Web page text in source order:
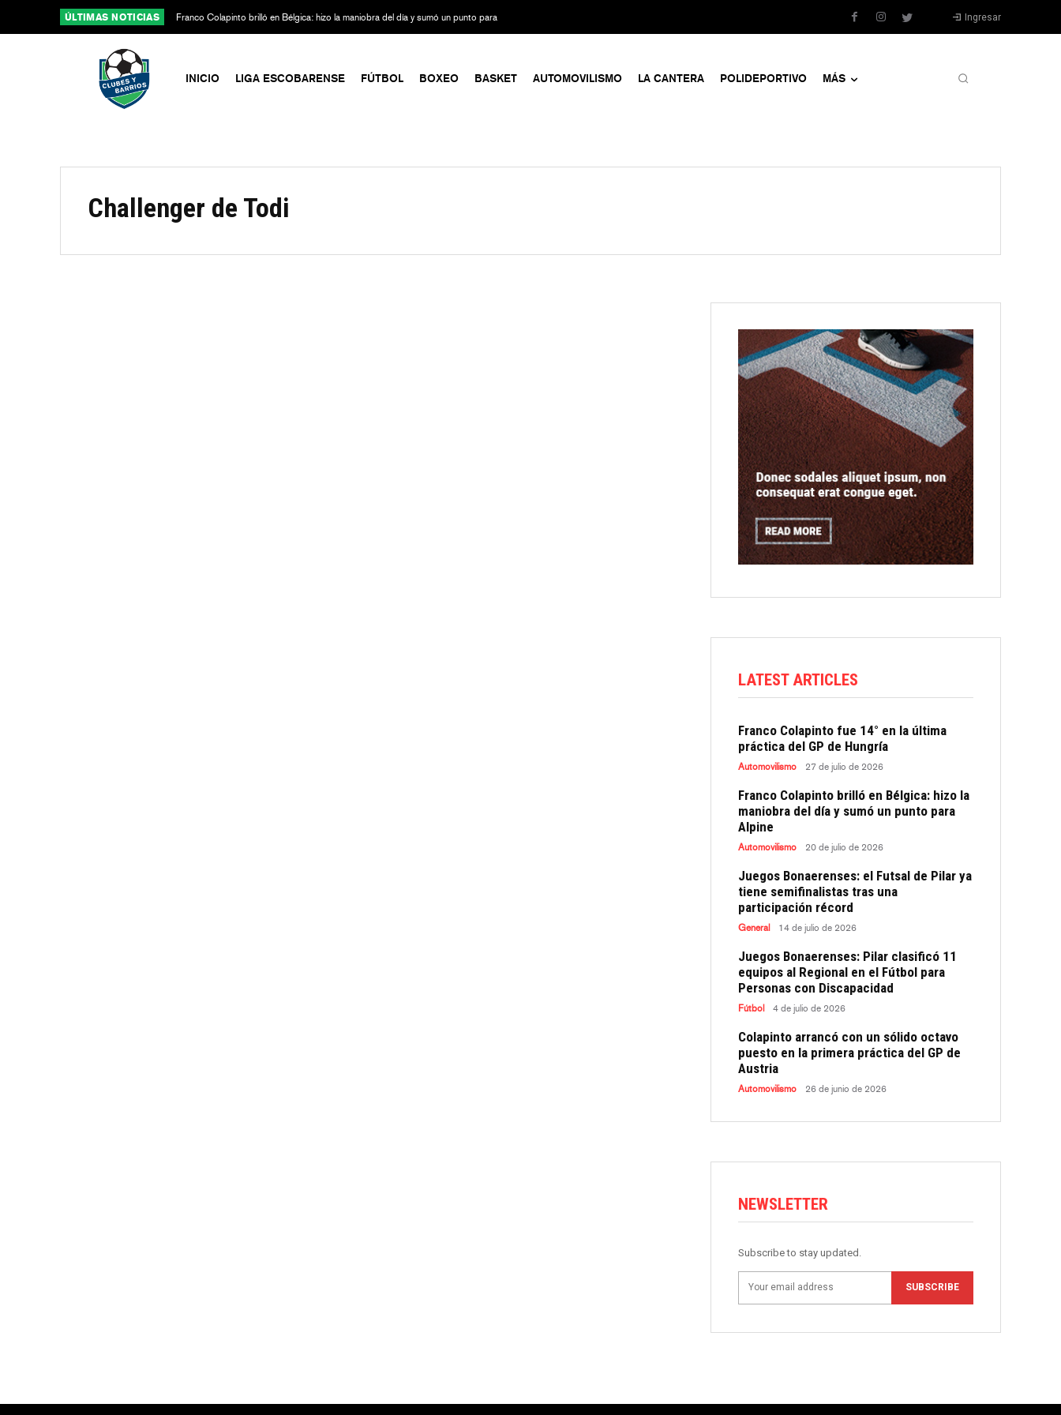
ÚLTIMAS NOTICIAS
Franco Colapinto brilló en Bélgica: hizo la maniobra del día y sumó un punto para
Alpine
Ingresar
INICIO LIGA ESCOBARENSE FÚTBOL BOXEO BASKET AUTOMOVILISMO LA CANTERA POLIDEPORTIVO MÁS
Challenger de Todi
LATEST ARTICLES
Franco Colapinto fue 14° en la última
práctica del GP de Hungría
Automovilismo 27 de julio de 2026
Franco Colapinto brilló en Bélgica: hizo la
maniobra del día y sumó un punto para
Alpine
Automovilismo 20 de julio de 2026
Juegos Bonaerenses: el Futsal de Pilar ya
tiene semifinalistas tras una
participación récord
General 14 de julio de 2026
Juegos Bonaerenses: Pilar clasificó 11
equipos al Regional en el Fútbol para
Personas con Discapacidad
Fútbol 4 de julio de 2026
Colapinto arrancó con un sólido octavo
puesto en la primera práctica del GP de
Austria
Automovilismo 26 de junio de 2026
NEWSLETTER
Subscribe to stay updated.
SUBSCRIBE